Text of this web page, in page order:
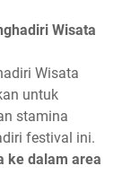
Wisata
Wisata
untuk
stamina
festival ini.
ke dalam area